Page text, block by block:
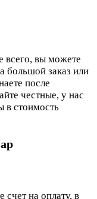
всего, вы можете
большой заказ или
после
честные, у нас
в стоимость
счет на оплату, в